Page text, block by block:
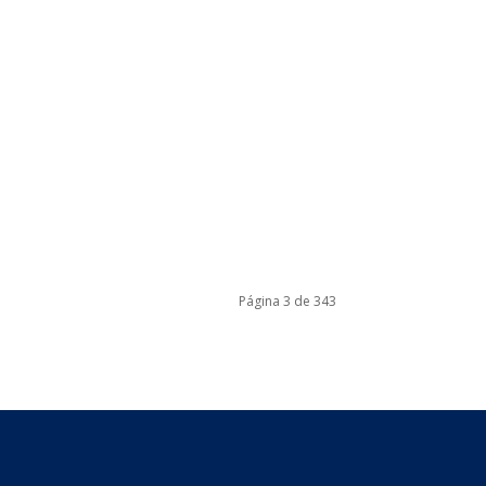
Página 3 de 343